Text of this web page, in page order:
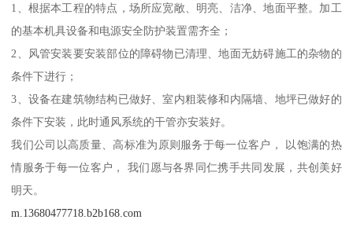
1、根据本工程的特点，场所应宽敞、明亮、洁净、地面平整。加工
的基本机具设备和电源安全防护装置需齐全；
2、风管安装要安装部位的障碍物已清理、地面无妨碍施工的杂物的
条件下进行；
3、设备在建筑物结构已做好、室内粗装修和内隔墙、地坪已做好的
条件下安装，此时通风系统的干管亦安装好。
我们公司以高质量、高标准为原则服务于每一位客户， 以饱满的热
情服务于每一位客户， 我们愿与各界同仁携手共同发展，共创美好
明天。
m.13680477718.b2b168.com